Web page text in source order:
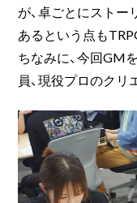
が、卓ごとにスト
あるという点も
ちなみに、今回GM
員、現役プロのクリ